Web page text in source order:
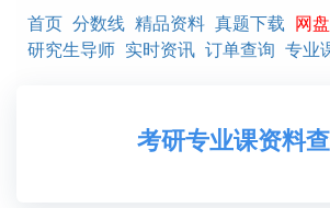
首页 分数线 精品资料 真题下载 网
研究生导师 实时资讯 订单查询 专业
考研专业课资料